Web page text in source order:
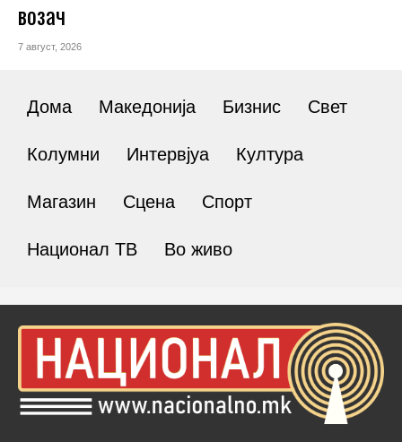
возач
7 август, 2026
Дома Македонија Бизнис Свет
Колумни Интервјуа Култура
Магазин Сцена Спорт
Национал ТВ Во живо